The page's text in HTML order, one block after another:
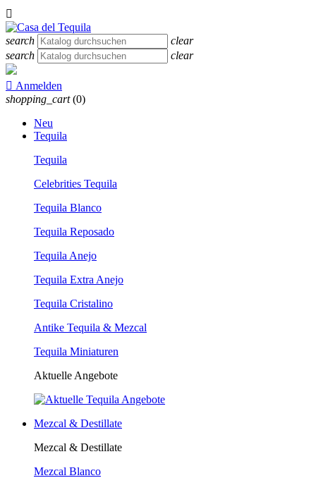

search
clear
search
clear
 Anmelden
shopping_cart (0)
Neu
Tequila
Tequila
Celebrities Tequila
Tequila Blanco
Tequila Reposado
Tequila Anejo
Tequila Extra Anejo
Tequila Cristalino
Antike Tequila & Mezcal
Tequila Miniaturen
Aktuelle Angebote
Mezcal & Destillate
Mezcal & Destillate
Mezcal Blanco